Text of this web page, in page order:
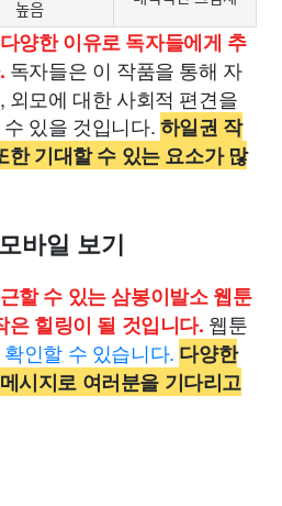
높음
양한 이유로 독자들에게 추
독자들은 이 작품을 통해 자
외모에 대한 사회적 편견을
있을 것입니다.하일권 작
한 기대할 수 있는 요소가 많
바일 보기
할 수 있는 삼봉이발소 웹툰
은 힐링이 될 것입니다. 웹툰
인할 수 있습니다. 다양한
시지로 여러분을 기다리고